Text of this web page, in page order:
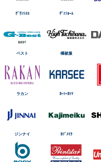
ｸﾞﾗﾝｼｽｺ ﾃﾞﾆﾌｫｰﾑ
ベスト 橘被服
ラカン ｶｰｼｰｶｼﾏ
ジンナイ ｶｼﾞﾒｲｸ